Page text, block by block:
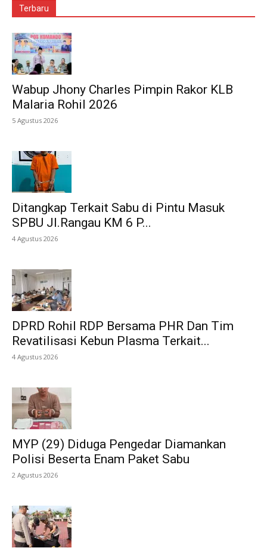
Terbaru
Wabup Jhony Charles Pimpin Rakor KLB
Malaria Rohil 2026
5 Agustus 2026
Ditangkap Terkait Sabu di Pintu Masuk
SPBU Jl.Rangau KM 6 P...
4 Agustus 2026
DPRD Rohil RDP Bersama PHR Dan Tim
Revatilisasi Kebun Plasma Terkait...
4 Agustus 2026
MYP (29) Diduga Pengedar Diamankan
Polisi Beserta Enam Paket Sabu
2 Agustus 2026